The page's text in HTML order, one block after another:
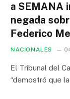
a SEMANA
negada
Federico
NACIONALES
El Tribunal del
“demostró que